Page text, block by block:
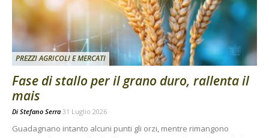
PREZZI AGRICOLI E MERCATI
Fase di stallo per il grano duro, rallenta il
mais
Di Stefano Serra 31 Luglio 2026
Guadagnano intanto alcuni punti gli orzi, mentre rimangono